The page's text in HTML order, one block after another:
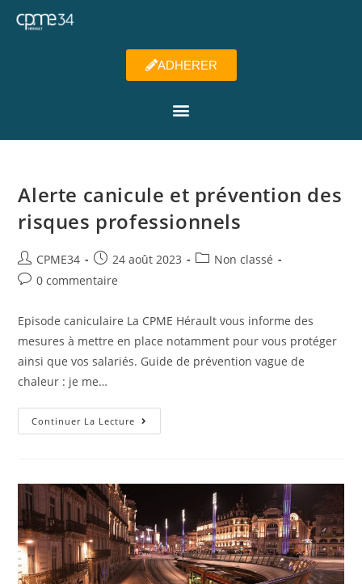
ADHERER
Alerte canicule et prévention des
risques professionnels
CPME34 24 août 2023
Non classé
0 commentaire
Episode caniculaire La CPME Hérault vous informe des
mesures à mettre en place notamment pour vous protéger
ainsi que vos salariés. Guide de prévention vague de
chaleur : je me…
Continuer La Lecture